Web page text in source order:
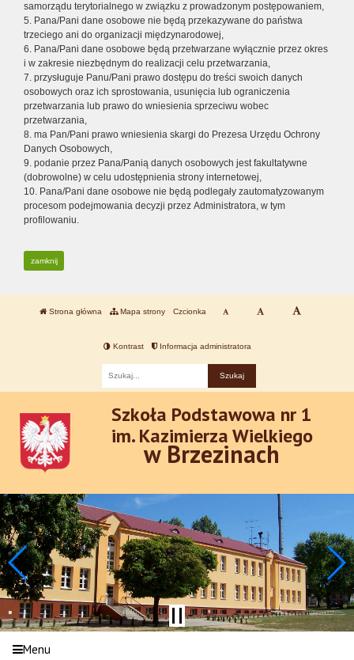
samorządu terytorialnego w związku z prowadzonym postępowaniem,
5. Pana/Pani dane osobowe nie będą przekazywane do państwa
trzeciego ani do organizacji międzynarodowej,
6. Pana/Pani dane osobowe będą przetwarzane wyłącznie przez okres
i w zakresie niezbędnym do realizacji celu przetwarzania,
7. przysługuje Panu/Pani prawo dostępu do treści swoich danych
osobowych oraz ich sprostowania, usunięcia lub ograniczenia
przetwarzania lub prawo do wniesienia sprzeciwu wobec
przetwarzania,
8. ma Pan/Pani prawo wniesienia skargi do Prezesa Urzędu Ochrony
Danych Osobowych,
9. podanie przez Pana/Panią danych osobowych jest fakultatywne
(dobrowolne) w celu udostępnienia strony internetowej,
10. Pana/Pani dane osobowe nie będą podlegały zautomatyzowanym
procesom podejmowania decyzji przez Administratora, w tym
profilowaniu.
zamknij
Strona główna Mapa strony Czcionka
Kontrast Informacja administratora
Szkoła Podstawowa nr 1
im. Kazimierza Wielkiego
w Brzezinach
Menu